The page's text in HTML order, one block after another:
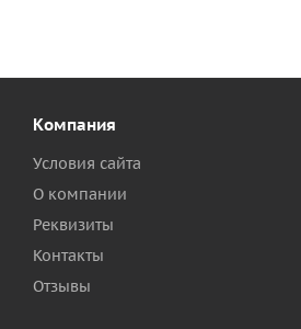
Компания
Условия сайта
О компании
Реквизиты
Контакты
Отзывы